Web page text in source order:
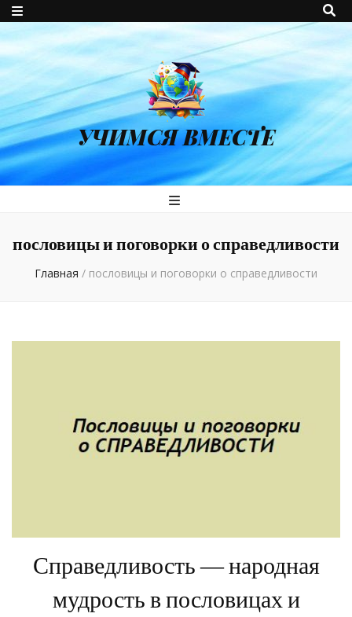
УЧИМСЯ ВМЕСТЕ
пословицы и поговорки о справедливости
Главная / пословицы и поговорки о справедливости
Справедливость — народная
мудрость в пословицах и